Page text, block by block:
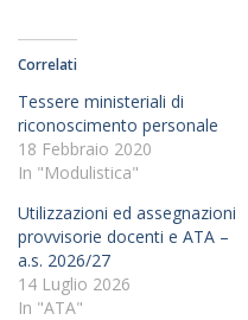
Correlati
Tessere ministeriali di
riconoscimento personale
18 Febbraio 2020
In "Modulistica"
Utilizzazioni ed assegnazioni
provvisorie docenti e ATA –
a.s. 2026/27
14 Luglio 2026
In "ATA"